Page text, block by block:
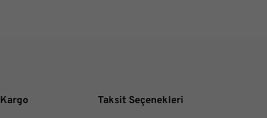
Taksit Seçenekleri